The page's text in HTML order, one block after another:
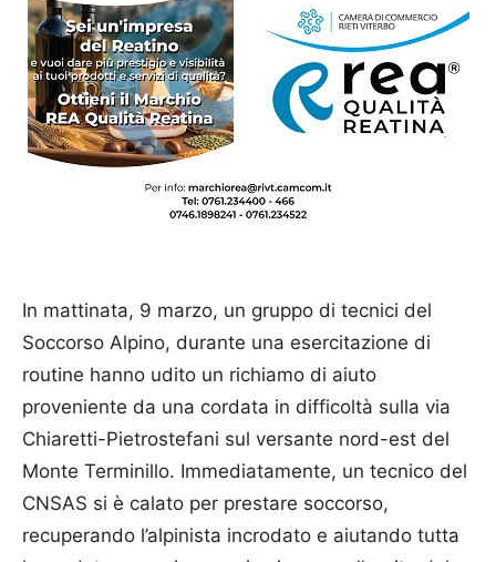
In mattinata, 9 marzo, un gruppo di tecnici del
Soccorso Alpino, durante una esercitazione di
routine hanno udito un richiamo di aiuto
proveniente da una cordata in difficoltà sulla via
Chiaretti-Pietrostefani sul versante nord-est del
Monte Terminillo. Immediatamente, un tecnico del
CNSAS si è calato per prestare soccorso,
recuperando l’alpinista incrodato e aiutando tutta